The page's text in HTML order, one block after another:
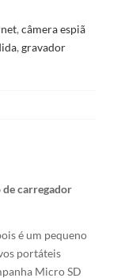
,câmera espiã
,gravador
carregador
é um pequeno
portáteis
Micro SD